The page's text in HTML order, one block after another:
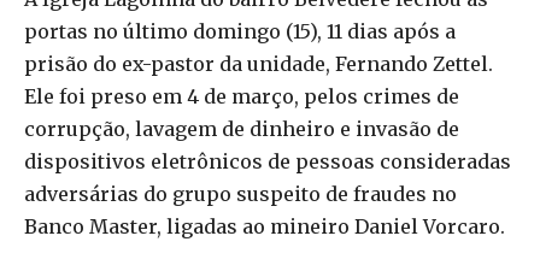
portas no último domingo (15), 11 dias após a
prisão do ex-pastor da unidade, Fernando Zettel.
Ele foi preso em 4 de março, pelos crimes de
corrupção, lavagem de dinheiro e invasão de
dispositivos eletrônicos de pessoas consideradas
adversárias do grupo suspeito de fraudes no
Banco Master, ligadas ao mineiro Daniel Vorcaro.